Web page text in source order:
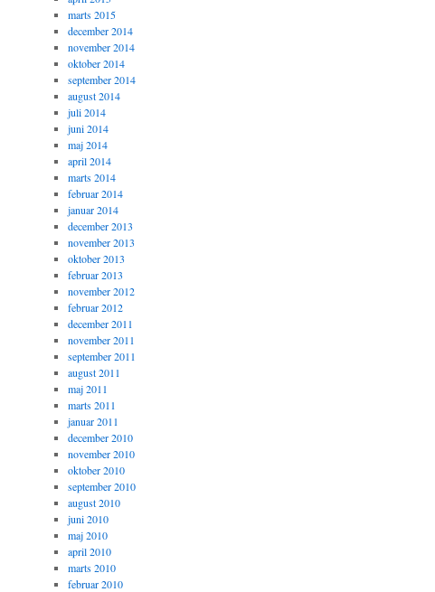
marts 2015
december 2014
november 2014
oktober 2014
september 2014
august 2014
juli 2014
juni 2014
maj 2014
april 2014
marts 2014
februar 2014
januar 2014
december 2013
november 2013
oktober 2013
februar 2013
november 2012
februar 2012
december 2011
november 2011
september 2011
august 2011
maj 2011
marts 2011
januar 2011
december 2010
november 2010
oktober 2010
september 2010
august 2010
juni 2010
maj 2010
april 2010
marts 2010
februar 2010